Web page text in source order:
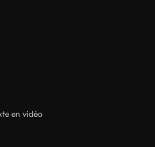
en vidéo